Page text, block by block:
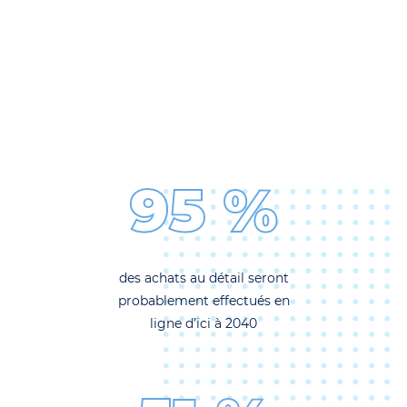
95 %
des achats au détail seront
probablement effectués en
ligne d’ici à 2040